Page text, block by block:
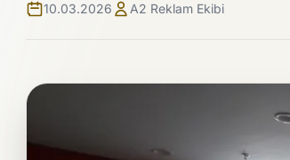
10.03.2026 A2 Reklam Ekibi